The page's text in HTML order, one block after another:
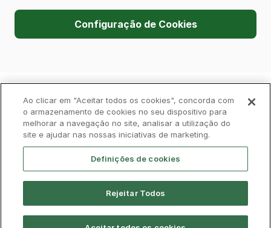
Configuração de Cookies
Política de Privacidade Livro de Reclamações
Cookies Aviso Legal Acessibilidade
Ao clicar em "Aceitar todos os cookies", concorda com
o armazenamento de cookies no seu dispositivo para
melhorar a navegação no site, analisar a utilização do
site e ajudar nas nossas iniciativas de marketing.
Definições de cookies
Rejeitar Todos